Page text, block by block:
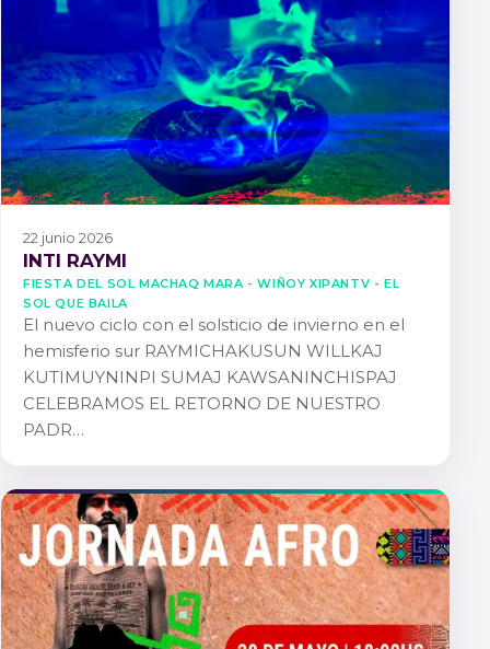
22 junio 2026
INTI RAYMI
FIESTA DEL SOL MACHAQ MARA - WIÑOY XIPANTV - EL
SOL QUE BAILA
El nuevo ciclo con el solsticio de invierno en el
hemisferio sur RAYMICHAKUSUN WILLKAJ
KUTIMUYNINPI SUMAJ KAWSANINCHISPAJ
CELEBRAMOS EL RETORNO DE NUESTRO
PADR…